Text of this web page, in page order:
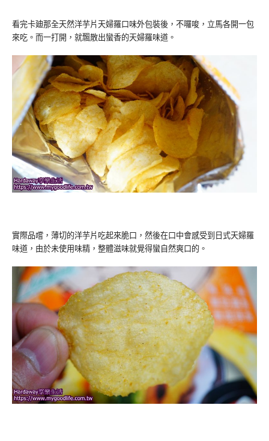
看完卡廸那全天然洋芋片天婦羅口味外包裝後，不囉唆，立馬各開一包
來吃。而一打開，就飄散出蠻香的天婦羅味道。
實際品嚐，薄切的洋芋片吃起來脆口，然後在口中會感受到日式天婦羅
味道，由於未使用味精，整體滋味就覺得蠻自然爽口的。